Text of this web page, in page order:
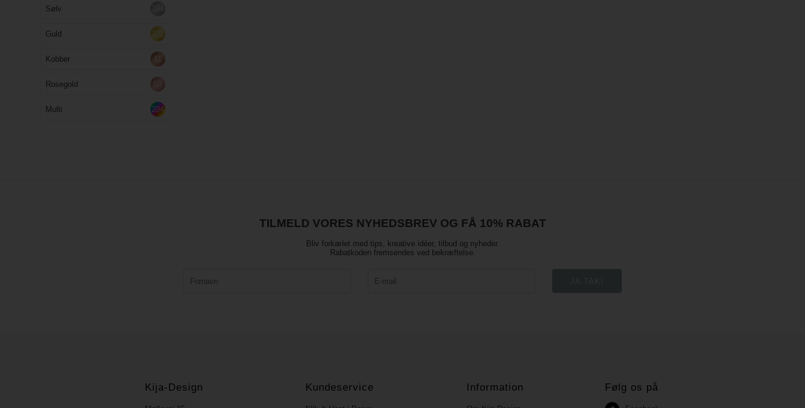
Sølv
Guld 222
Kobber 41
Rosegold
Multi 204
TILMELD VORES NYHEDSBREV OG FÅ 10% RABAT
Bliv forkælet med tips, kreative idéer, tilbud og nyheder.
Rabatkoden fremsendes ved bekræftelse.
Kija-Design Kundeservice Information Følg os på